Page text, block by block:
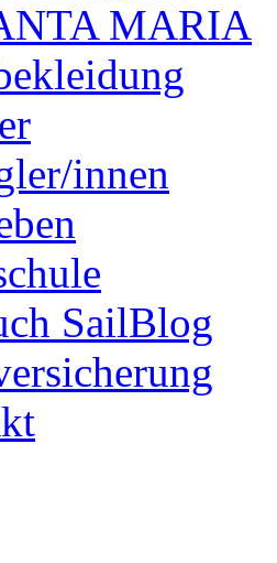
MARIA
innen
SailBlog